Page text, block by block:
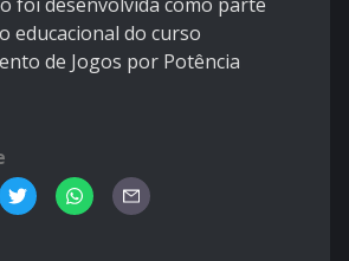
educacional do curso
de Jogos por Potência